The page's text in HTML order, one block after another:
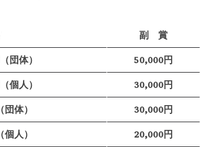
副 賞
団体）
50,000円
個人）
30,000円
体）
30,000円
人）
20,000円